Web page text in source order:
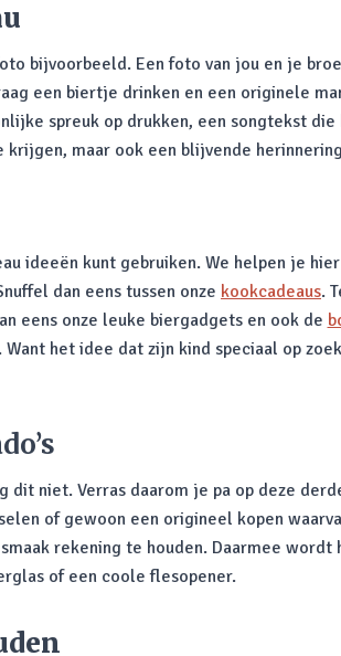
bijvoorbeeld. Een foto van jou en je
een biertje drinken en een originele
spreuk op drukken, een songtekst
maar ook een blijvende
ideeën kunt gebruiken. We helpen je
dan eens tussen onze kookcadeaus.
eens onze leuke biergadgets en ook de
het idee dat zijn kind speciaal op
niet. Verras daarom je pa op deze
of gewoon een origineel kopen
rekening te houden. Daarmee wordt
of een coole flesopener.